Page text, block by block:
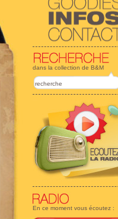
dans la collection de B&M
En ce moment vous écoutez :